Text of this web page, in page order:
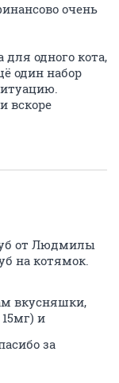
очень
одного кота,
один набор
вскоре
от Людмилы
на котямок.
вкусняшки,
и
за